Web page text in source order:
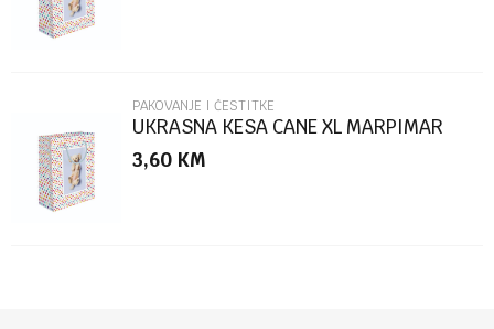
PAKOVANJE I ČESTITKE
UKRASNA KESA CANE XL MARPIMAR
3,60 KM